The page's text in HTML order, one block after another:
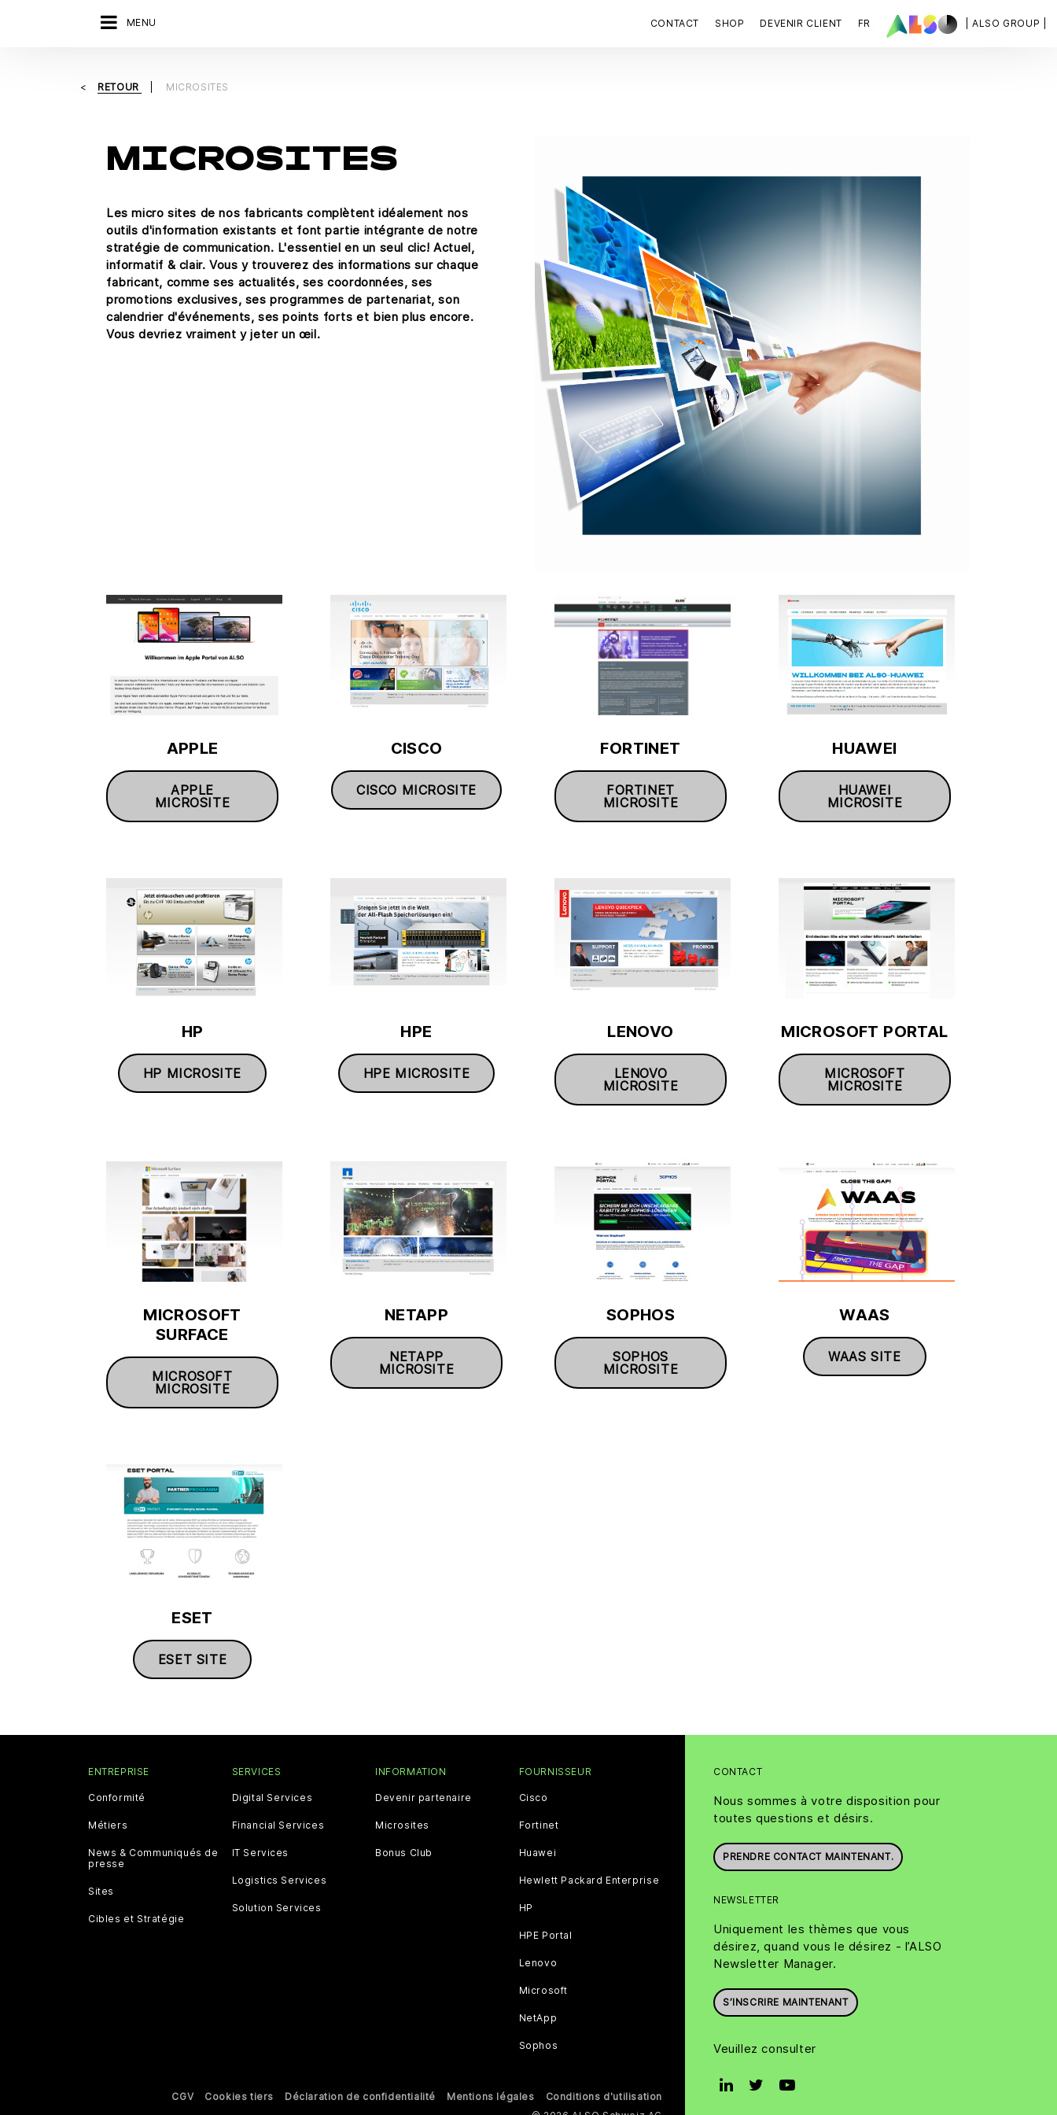
MENU | ALSO GROUP |
CONTACT SHOP DEVENIR CLIENT FR
RETOUR MICROSITES
MICROSITES
Les micro sites de nos fabricants complètent idéalement nos
outils d'information existants et font partie intégrante de notre
stratégie de communication. L'essentiel en un seul clic! Actuel,
informatif & clair. Vous y trouverez des informations sur chaque
fabricant, comme ses actualités, ses coordonnées, ses
promotions exclusives, ses programmes de partenariat, son
calendrier d'événements, ses points forts et bien plus encore.
Vous devriez vraiment y jeter un œil.
APPLE
APPLE
MICROSITE
CISCO
CISCO MICROSITE
FORTINET
FORTINET
MICROSITE
HUAWEI
HUAWEI
MICROSITE
HP
HP MICROSITE
HPE
HPE MICROSITE
LENOVO
LENOVO
MICROSITE
MICROSOFT PORTAL
MICROSOFT
MICROSITE
MICROSOFT
SURFACE
MICROSOFT
MICROSITE
NETAPP
NETAPP
MICROSITE
SOPHOS
SOPHOS
MICROSITE
WAAS
WAAS SITE
ESET
ESET SITE
CONTACT
Nous sommes à votre disposition pour
toutes questions et désirs.
PRENDRE CONTACT MAINTENANT.
NEWSLETTER
Uniquement les thèmes que vous
désirez, quand vous le désirez - l’ALSO
Newsletter Manager.
S’INSCRIRE MAINTENANT
Veuillez consulter
ENTREPRISE
Conformité
Métiers
News & Communiqués de
presse
Sites
Cibles et Stratégie
SERVICES
Digital Services
Financial Services
IT Services
Logistics Services
Solution Services
INFORMATION
Devenir partenaire
Microsites
Bonus Club
FOURNISSEUR
Cisco
Fortinet
Huawei
Hewlett Packard Enterprise
HP
HPE Portal
Lenovo
Microsoft
NetApp
Sophos
CGV Cookies tiers Déclaration de confidentialité Mentions légales
Conditions d'utilisation